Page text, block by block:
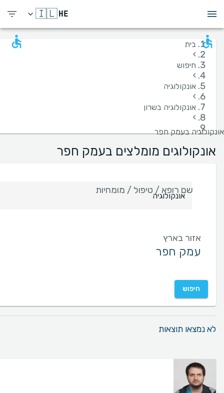
HE
🇮🇱
בית
›
חיפוש
›
אונקולוגיה
›
אונקולוגיה בשרון
›
אונקולוגיה בעמק חפר
אונקולוגים מומלצים בעמק חפר
שם רופא / טיפול / מומחיות
אזור בארץ
חיפוש
לא נמצאו תוצאות